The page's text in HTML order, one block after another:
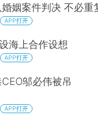
姻案件判决 不必重
APP打开
海上合作设想
APP打开
邬必伟被吊
APP打开